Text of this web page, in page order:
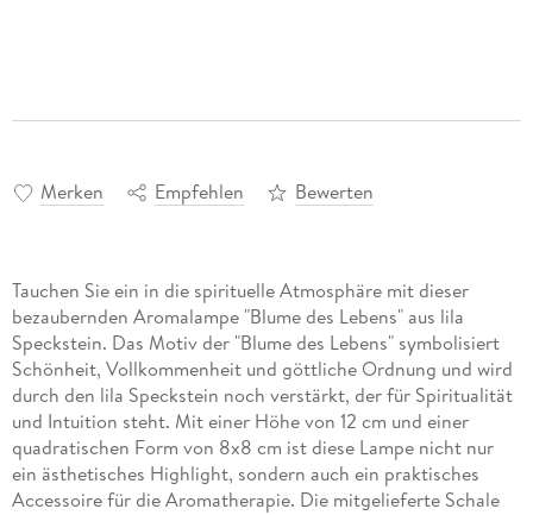
Merken Empfehlen Bewerten
Tauchen Sie ein in die spirituelle Atmosphäre mit dieser
bezaubernden Aromalampe "Blume des Lebens" aus lila
Speckstein. Das Motiv der "Blume des Lebens" symbolisiert
Schönheit, Vollkommenheit und göttliche Ordnung und wird
durch den lila Speckstein noch verstärkt, der für Spiritualität
und Intuition steht. Mit einer Höhe von 12 cm und einer
quadratischen Form von 8x8 cm ist diese Lampe nicht nur
ein ästhetisches Highlight, sondern auch ein praktisches
Accessoire für die Aromatherapie. Die mitgelieferte Schale